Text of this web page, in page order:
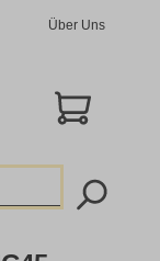
Über Uns